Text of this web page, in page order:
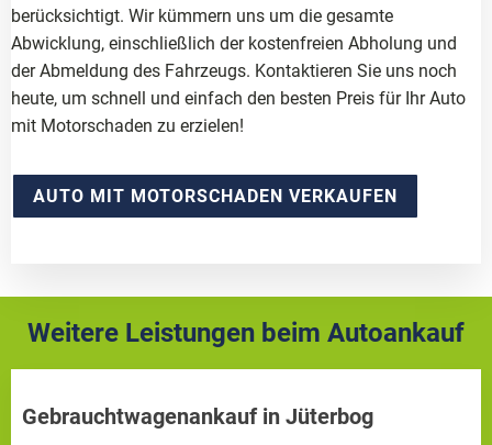
berücksichtigt. Wir kümmern uns um die gesamte
Abwicklung, einschließlich der kostenfreien Abholung und
der Abmeldung des Fahrzeugs. Kontaktieren Sie uns noch
heute, um schnell und einfach den besten Preis für Ihr Auto
mit Motorschaden zu erzielen!
AUTO MIT MOTORSCHADEN VERKAUFEN
Weitere Leistungen beim Autoankauf
Gebrauchtwagenankauf in Jüterbog